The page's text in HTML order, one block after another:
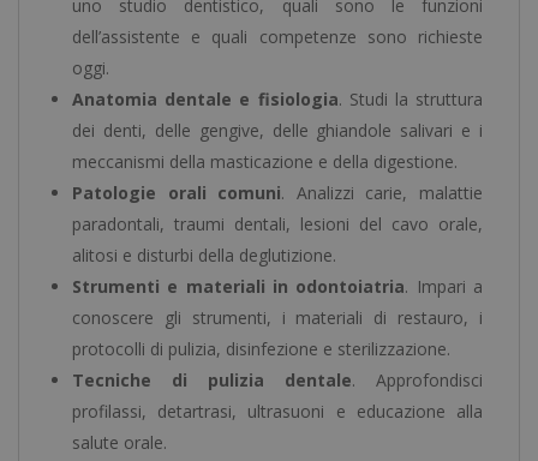
uno studio dentistico, quali sono le funzioni
dell’assistente e quali competenze sono richieste
oggi.
Anatomia dentale e fisiologia. Studi la struttura
dei denti, delle gengive, delle ghiandole salivari e i
meccanismi della masticazione e della digestione.
Patologie orali comuni. Analizzi carie, malattie
paradontali, traumi dentali, lesioni del cavo orale,
alitosi e disturbi della deglutizione.
Strumenti e materiali in odontoiatria. Impari a
conoscere gli strumenti, i materiali di restauro, i
protocolli di pulizia, disinfezione e sterilizzazione.
Tecniche di pulizia dentale. Approfondisci
profilassi, detartrasi, ultrasuoni e educazione alla
salute orale.